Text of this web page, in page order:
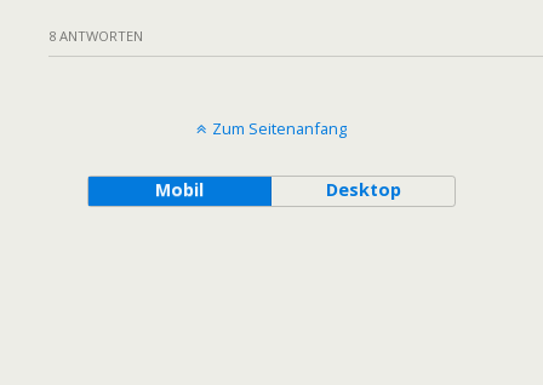
8 ANTWORTEN
Zum Seitenanfang
Mobil Desktop